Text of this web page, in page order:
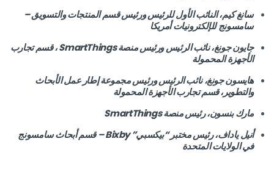
سانغ كيم، النائب الأول للرئيس ورئيس قسم المنتجات والتسويق –
سامسونج للإلكترونيات أمريكا
جايون جونغ، نائب الرئيس ورئيس منصة SmartThings ، قسم تجارب
الأجهزة المحمولة
هايسون جونغ، نائب الرئيس ورئيس مجموعة إطار عمل الأبحاث
والتطوير، قسم تجارب الأجهزة المحمولة
مارك بنسون، رئيس منصة SmartThings
أنيل ياداف، رئيس مختبر “بيكسبي” Bixby – قسم أبحاث سامسونج
في الولايات المتحدة